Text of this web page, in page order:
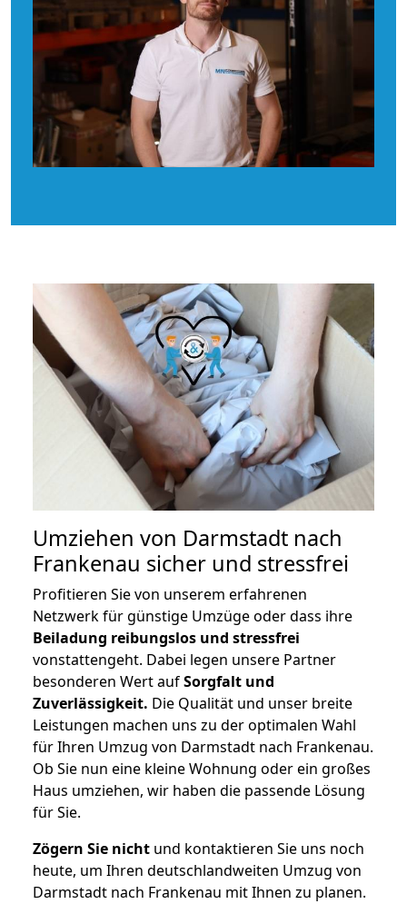
Umziehen von Darmstadt nach
Frankenau sicher und stressfrei
Profitieren Sie von unserem erfahrenen
Netzwerk für günstige Umzüge oder dass ihre
Beiladung reibungslos und stressfrei
vonstattengeht. Dabei legen unsere Partner
besonderen Wert aufSorgfalt und
Zuverlässigkeit. Die Qualität und unser breite
Leistungen machen uns zu der optimalen Wahl
für Ihren Umzug von Darmstadt nach Frankenau.
Ob Sie nun eine kleine Wohnung oder ein großes
Haus umziehen, wir haben die passende Lösung
für Sie.
Zögern Sie nicht und kontaktieren Sie uns noch
heute, um Ihren deutschlandweiten Umzug von
Darmstadt nach Frankenau mit Ihnen zu planen.